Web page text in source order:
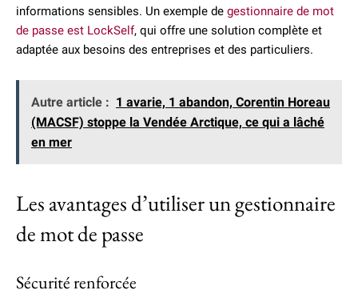
informations sensibles. Un exemple de gestionnaire de mot
de passe est LockSelf, qui offre une solution complète et
adaptée aux besoins des entreprises et des particuliers.
Autre article : 1 avarie, 1 abandon, Corentin Horeau
(MACSF) stoppe la Vendée Arctique, ce qui a lâché
en mer
Les avantages d’utiliser un gestionnaire
de mot de passe
Sécurité renforcée